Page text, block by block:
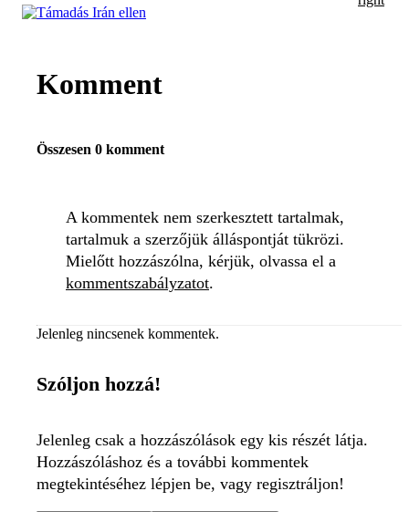
Komment
Összesen 0 komment
A kommentek nem szerkesztett tartalmak,
tartalmuk a szerzőjük álláspontját tükrözi.
Mielőtt hozzászólna, kérjük, olvassa el a
kommentszabályzatot.
Jelenleg nincsenek kommentek.
Szóljon hozzá!
Jelenleg csak a hozzászólások egy kis részét látja.
Hozzászóláshoz és a további kommentek
megtekintéséhez lépjen be, vagy regisztráljon!